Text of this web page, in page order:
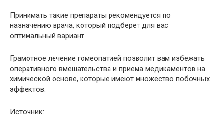
Принимать такие препараты рекомендуется по
назначению врача, который подберет для вас
оптимальный вариант.
Грамотное лечение гомеопатией позволит вам избежать
оперативного вмешательства и приема медикаментов на
химической основе, которые имеют множество побочных
эффектов.
Источник: